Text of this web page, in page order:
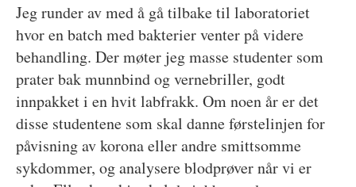
Jeg runder av med å gå tilbake til laboratoriet
hvor en batch med bakterier venter på videre
behandling. Der møter jeg masse studenter som
prater bak munnbind og vernebriller, godt
innpakket i en hvit labfrakk. Om noen år er det
disse studentene som skal danne førstelinjen for
påvisning av korona eller andre smittsomme
sykdommer, og analysere blodprøver når vi er